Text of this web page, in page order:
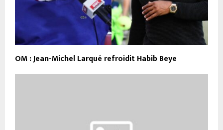
OM : Jean-Michel Larqué refroidit Habib Beye